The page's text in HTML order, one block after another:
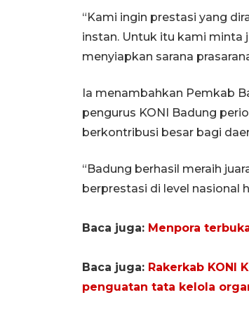
“Kami ingin prestasi yang
instan. Untuk itu kami minta
menyiapkan sarana
Ia menambahkan Pemkab
pengurus KONI Badung
berkontribusi besar bagi
“Badung berhasil meraih
berprestasi di level nasional
Baca juga: Menpora
Baca juga: Rakerkab KONI
penguatan tata kelola